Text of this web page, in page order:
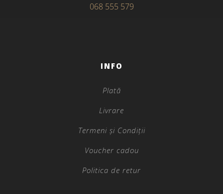
068 555 579
INFO
Plată
Livrare
Termeni și Condiții
Voucher cadou
Politica de retur